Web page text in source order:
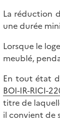
La réduction
une durée
Lorsque le
meublé,
En tout état
BOI-IR-RICI-
titre de
il convient de